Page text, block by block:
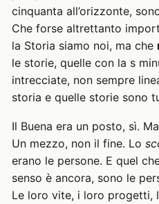
cinquanta all’orizzonte,
Che forse altrettanto
la Storia siamo noi, ma che
le storie, quelle con la s
intrecciate, non sempre
storia e quelle storie sono
Il Buena era un posto, sì.
Un mezzo, non il fine. Lo
erano le persone. E quel
senso è ancora, sono le
Le loro vite, i loro progetti,